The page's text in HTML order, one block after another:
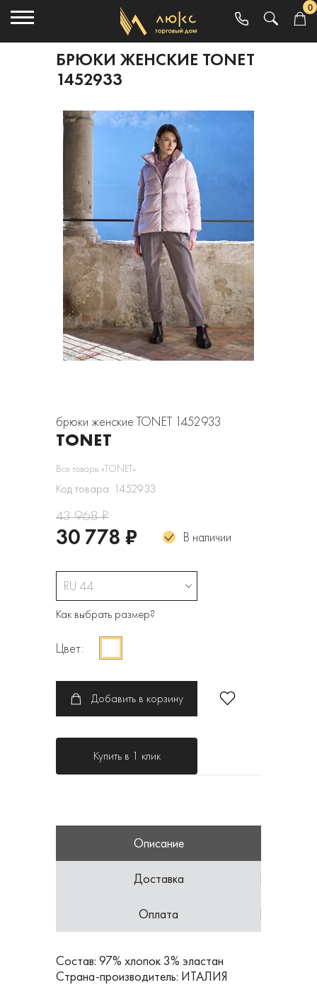
0
БРЮКИ ЖЕНСКИЕ TONET
1452933
брюки женские TONET 1452933
TONET
Все товары «TONET»
Код товара: 1452933
43 968 ₽
30 778 ₽ В наличии
RU 44
Как выбрать размер?
Цвет:
Добавить в корзину
Купить в 1 клик
Описание
Доставка
Оплата
Состав: 97% хлопок 3% эластан
Страна-производитель: ИТАЛИЯ